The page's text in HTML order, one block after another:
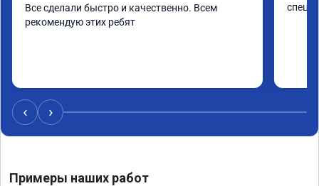
Все сделали быстро и качественно. Всем
рекомендую этих ребят
‹ ›
Примеры наших работ